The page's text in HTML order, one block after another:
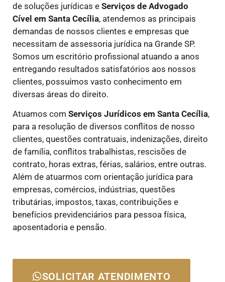
de soluções jurídicas e Serviços de Advogado
Cível em Santa Cecília, atendemos as principais
demandas de nossos clientes e empresas que
necessitam de assessoria jurídica na Grande SP.
Somos um escritório profissional atuando a anos
entregando resultados satisfatórios aos nossos
clientes, possuímos vasto conhecimento em
diversas áreas do direito.
Atuamos com Serviços Jurídicos em Santa Cecília,
para a resolução de diversos conflitos de nosso
clientes, questões contratuais, indenizações, direito
de família, conflitos trabalhistas, rescisões de
contrato, horas extras, férias, salários, entre outras.
Além de atuarmos com orientação jurídica para
empresas, comércios, indústrias, questões
tributárias, impostos, taxas, contribuições e
benefícios previdenciários para pessoa física,
aposentadoria e pensão.
SOLICITAR ATENDIMENTO